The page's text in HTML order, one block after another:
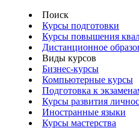
Поиск
Курсы подготовки
Курсы повышения
Дистанционное
Виды курсов
Бизнес-курсы
Компьютерные курсы
Подготовка к
Курсы развития
Иностранные языки
Курсы мастерства